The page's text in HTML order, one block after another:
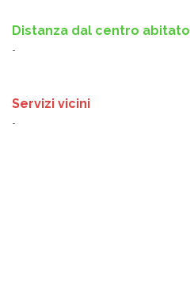
Distanza dal centro abitato
-
Servizi vicini
-